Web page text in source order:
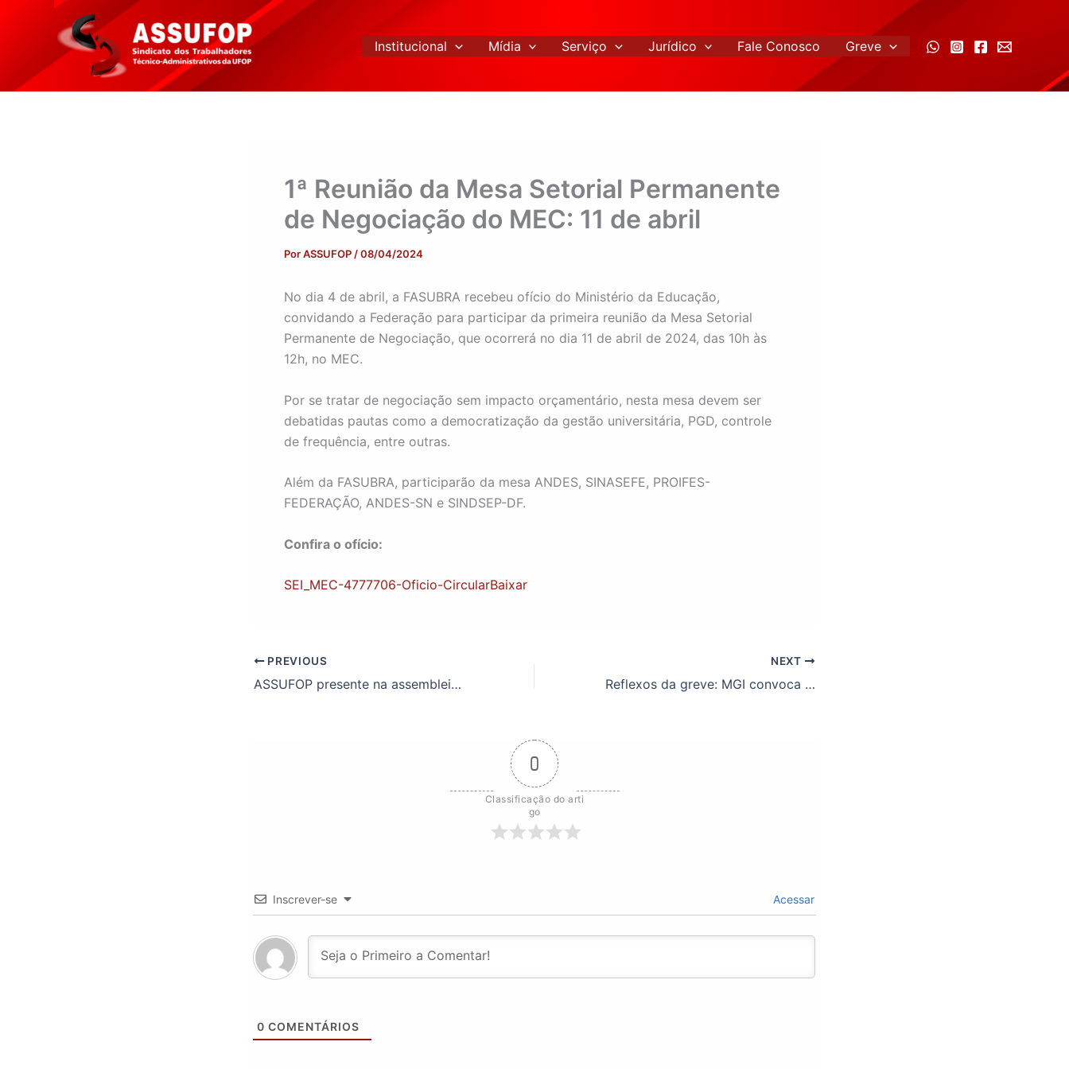
conteúdo
Institucional Mídia Serviço Jurídico Fale Conosco Greve
1ª Reunião da Mesa Setorial Permanente
de Negociação do MEC: 11 de abril
PorASSUFOP /08/04/2024
No dia 4 de abril, a FASUBRA recebeu ofício do Ministério da Educação,
convidando a Federação para participar da primeira reunião da Mesa Setorial
Permanente de Negociação, que ocorrerá no dia 11 de abril de 2024, das 10h às
12h, no MEC.
Por se tratar de negociação sem impacto orçamentário, nesta mesa devem ser
debatidas pautas como a democratização da gestão universitária, PGD, controle
de frequência, entre outras.
Além da FASUBRA, participarão da mesa ANDES, SINASEFE, PROIFES-
FEDERAÇÃO, ANDES-SN e SINDSEP-DF.
Confira o ofício:
SEI_MEC-4777706-Oficio-CircularBaixar
PREVIOUS
ASSUFOP presente na assembleia dos estudantes da UFOP
NEXT
Reflexos da greve: MGI convoca a FASUBRA para mais uma reunião da Mesa Central em caráter extraordinário
0
Classificação do arti
go
Inscrever-se Acessar
0 COMENTÁRIOS